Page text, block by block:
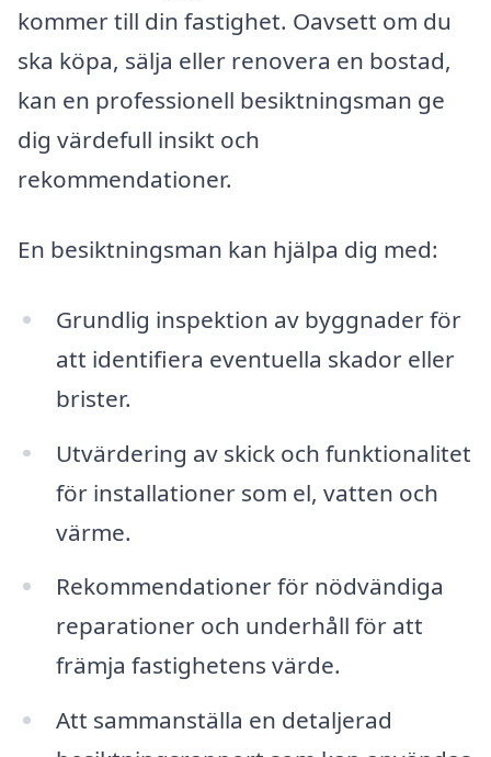
kommer till din fastighet. Oavsett om du
ska köpa, sälja eller renovera en bostad,
kan en professionell besiktningsman ge
dig värdefull insikt och
rekommendationer.
En besiktningsman kan hjälpa dig med:
Grundlig inspektion av byggnader för
att identifiera eventuella skador eller
brister.
Utvärdering av skick och funktionalitet
för installationer som el, vatten och
värme.
Rekommendationer för nödvändiga
reparationer och underhåll för att
främja fastighetens värde.
Att sammanställa en detaljerad